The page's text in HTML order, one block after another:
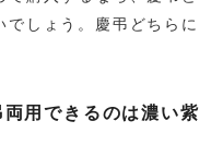
しょう。慶弔どちらに
用できるのは濃い紫